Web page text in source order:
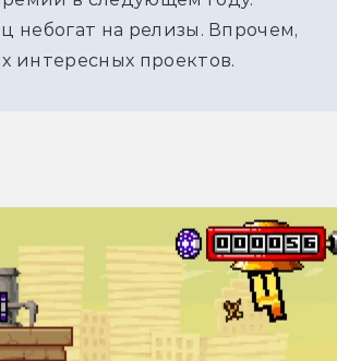
небогат на релизы. Впрочем,
интересных проектов.